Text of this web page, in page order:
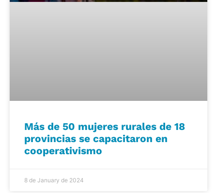
Más de 50 mujeres rurales de 18
provincias se capacitaron en
cooperativismo
8 de January de 2024